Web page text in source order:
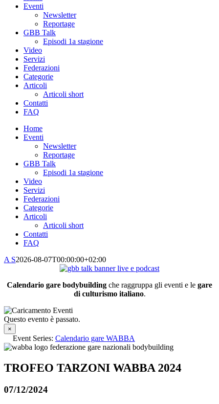
Eventi
Newsletter
Reportage
GBB Talk
Episodi 1a stagione
Video
Servizi
Federazioni
Categorie
Articoli
Articoli short
Contatti
FAQ
Home
Eventi
Newsletter
Reportage
GBB Talk
Episodi 1a stagione
Video
Servizi
Federazioni
Categorie
Articoli
Articoli short
Contatti
FAQ
A S2026-08-07T00:00:00+02:00
Calendario gare bodybuilding che raggruppa gli eventi e le gare
di culturismo italiano.
Questo evento è passato.
×
Event Series: Calendario gare WABBA
TROFEO TARZONI WABBA 2024
07/12/2024